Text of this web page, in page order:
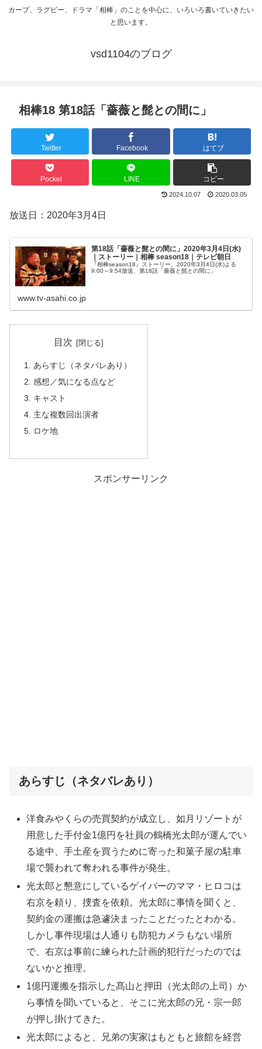
カープ、ラグビー、ドラマ「相棒」のことを中心に、いろいろ書いていきたい
と思います。
vsd1104のブログ
相棒18 第18話「薔薇と髭との間に」
Twitter Facebook はてブ
Pocket LINE コピー
2024.10.07 2020.03.05
放送日：2020年3月4日
第18話「薔薇と髭との間に」2020年3月4日(水)
｜ストーリー｜相棒 season18｜テレビ朝日
『相棒season18』ストーリー。2020年3月4日(水)よる
9:00～9:54放送、第18話「薔薇と髭との間に」
www.tv-asahi.co.jp
目次
あらすじ（ネタバレあり）
感想／気になる点など
キャスト
主な複数回出演者
ロケ地
スポンサーリンク
あらすじ（ネタバレあり）
洋食みやくらの売買契約が成立し、如月リゾートが
用意した手付金1億円を社員の鶴橋光太郎が運んでい
る途中、手土産を買うために寄った和菓子屋の駐車
場で襲われて奪われる事件が発生。
光太郎と懇意にしているゲイバーのママ・ヒロコは
右京を頼り、捜査を依頼。光太郎に事情を聞くと、
契約金の運搬は急遽決まったことだったとわかる。
しかし事件現場は人通りも防犯カメラもない場所
で、右京は事前に練られた計画的犯行だったのでは
ないかと推理。
1億円運搬を指示した髙山と押田（光太郎の上司）か
ら事情を聞いていると、そこに光太郎の兄・宗一郎
が押し掛けてきた。
光太郎によると、兄弟の実家はもともと旅館を経営